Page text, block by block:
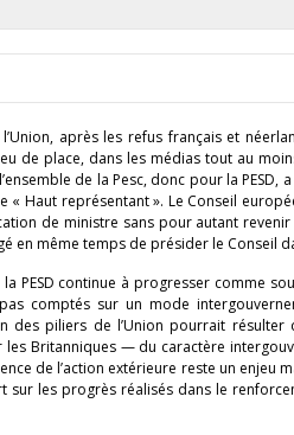
après les refus français et
de place, dans les médias tout au
de la Pesc, donc pour la PESD,
Haut représentant ». Le Conseil
de ministre sans pour autant
en même temps de présider le Conseil
continue à progresser comme
comptés sur un mode
piliers de l’Union pourrait résulter
Britanniques — du caractère
de l’action extérieure reste un enjeu
les progrès réalisés dans le